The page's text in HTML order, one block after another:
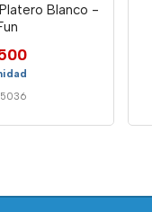
Blanco -